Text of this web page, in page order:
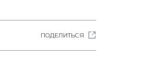
ПОДЕЛИТЬСЯ